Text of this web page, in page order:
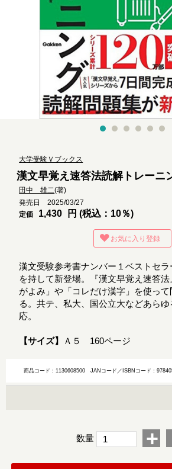
大学受験Ｖブックス
漢文早覚え速答法読解トレーニ
田中 雄二(著)
発売日 2025/03/27
定価
1,430 円 (税込：10％)
お気に入り登録
漢文受験参考書ナンバー１ベストセ
を持して新登場。『漢文早覚え速答
がよみ」や「コレだけ漢字」を使って
る。共テ、私大、国公立大などあら
応。
【サイズ】 Ａ５ 160ページ
商品コード：1130608500JANコード／ISBNコード：
数量 +